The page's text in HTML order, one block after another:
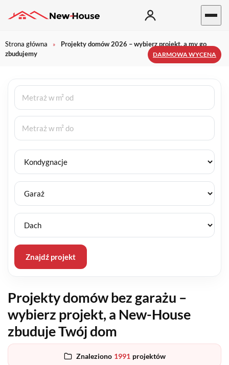
Strona główna »
Projekty domów 2026 – wybierz projekt, a my go
zbudujemy
Znajdź projekt
Projekty domów bez garażu –
wybierz projekt, a New-House
zbuduje Twój dom
Znaleziono 1991 projektów
DARMOWA WYCENA